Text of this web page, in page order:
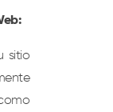
sitio